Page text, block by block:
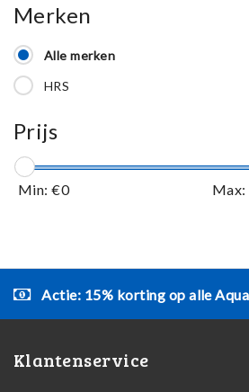
Merken
Alle merken
HRS
Prijs
Min: €0 Max:
Actie: 15% korting op alle
Klantenservice